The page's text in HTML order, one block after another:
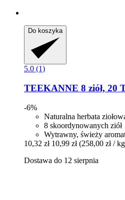
Do koszyka
5.0 (1)
TEEKANNE 8 ziół, 20
-6%
Naturalna herbata
8 skoordynowanych ziół
Wytrawny, świeży
10,32 zł 10,99 zł (258,00 zł /
Dostawa do 12 sierpnia